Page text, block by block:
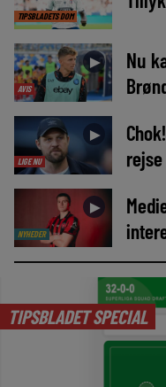
TIPSBLADETS DOM
AVIS
►
Nu
LIGE NU
►
NYHEDER
►
TIPSBLADET SPECIAL